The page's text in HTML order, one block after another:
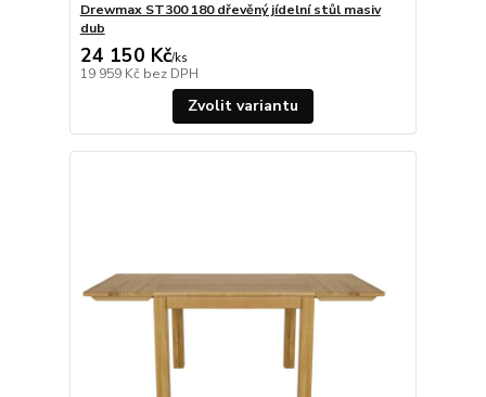
Drewmax ST300 180 dřevěný jídelní stůl masiv
dub
24 150 Kč/ks
19 959 Kč bez DPH
Zvolit variantu